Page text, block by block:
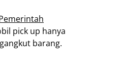
pick up hanya
barang.